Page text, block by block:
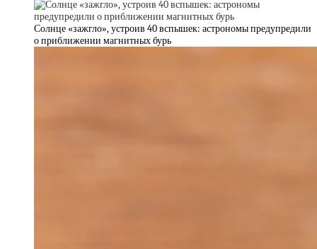
Солнце «зажгло», устроив 40 вспышек: астрономы предупредили
о приближении магнитных бурь